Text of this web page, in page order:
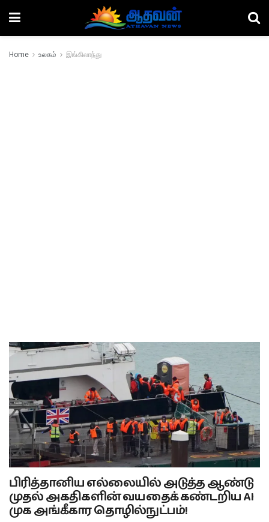
Home உலகம் இங்கிலாந்து
பிரித்தானிய எல்லையில் அடுத்த ஆண்டு
முதல் அகதிகளின் வயதைக் கண்டறிய AI
முக அங்கீகார தொழில்நுட்பம்!